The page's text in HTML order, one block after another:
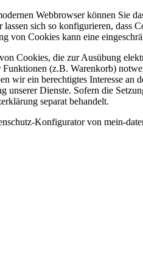
Webbrowser können Sie
lassen sich so konfigurieren, dass
von Cookies kann eine
Cookies, die zur Ausübung
Funktionen (z.B. Warenkorb)
wir ein berechtigtes Interesse an
unserer Dienste. Sofern die
separat behandelt.
Konfigurator von mein-